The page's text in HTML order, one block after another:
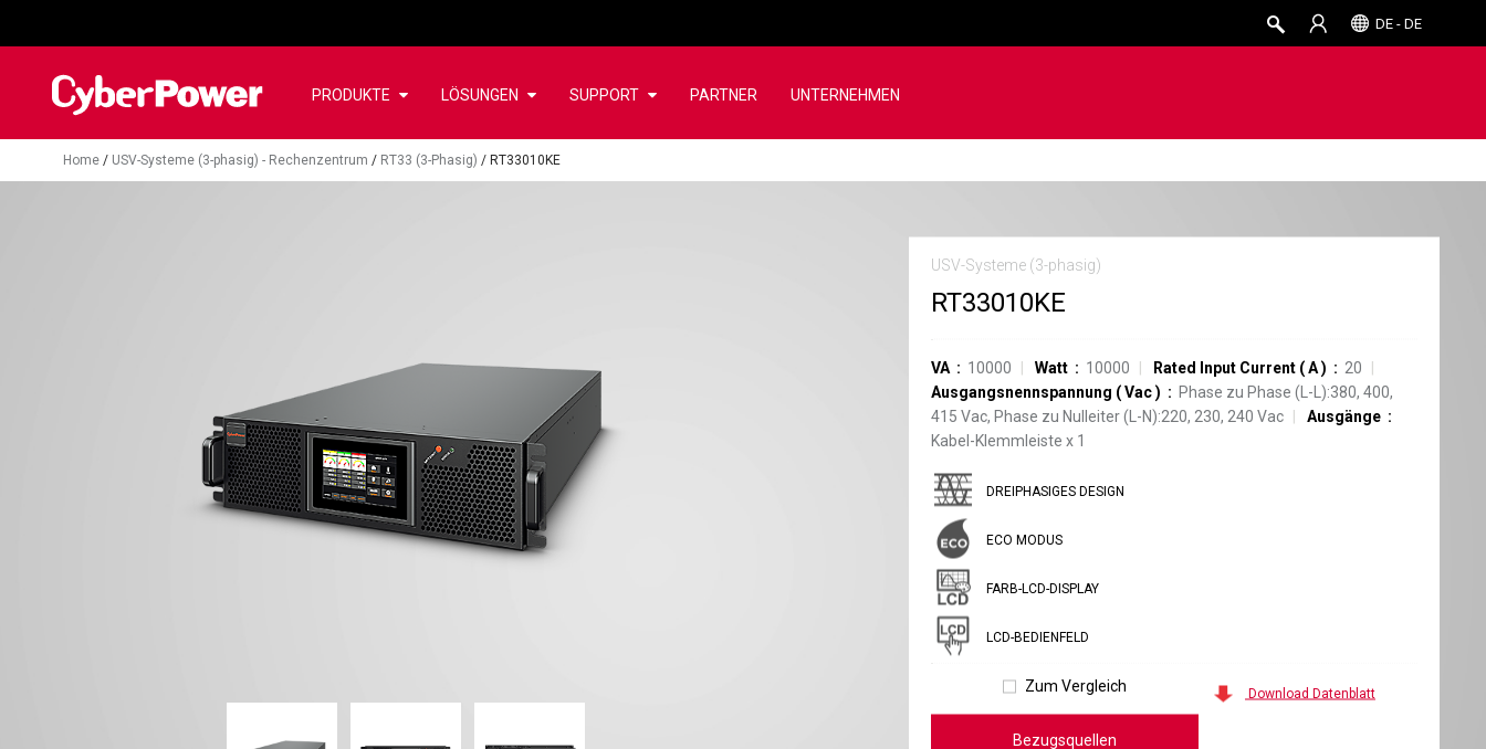
DE - DE
PRODUKTE LÖSUNGEN SUPPORT PARTNER UNTERNEHMEN
Home / USV-Systeme (3-phasig) - Rechenzentrum / RT33 (3-Phasig) / RT33010KE
USV-Systeme (3-phasig)
RT33010KE
VA 10000 Watt 10000 Rated Input Current ( A)
20
Ausgangsnennspannung (Vac)
Phase zu Phase (L-L):380, 400,
415 Vac, Phase zu Nulleiter (L-N):220, 230, 240 Vac
Ausgänge
Kabel-Klemmleiste x 1
DREIPHASIGES DESIGN
ECO MODUS
FARB-LCD-DISPLAY
LCD-BEDIENFELD
Zum Vergleich
Bezugsquellen
Download Datenblatt